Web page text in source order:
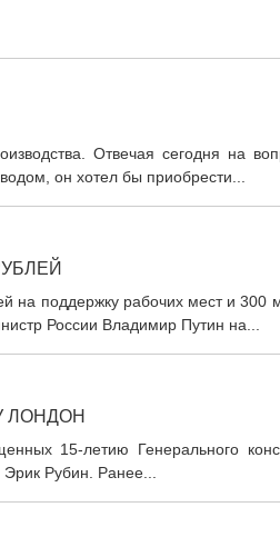
Отвечая сегодня на
он хотел бы приобрести...
на поддержку рабочих мест и
России Владимир Путин на...
ЛОНДОН
15-летию Генерального
Рубин. Ранее...